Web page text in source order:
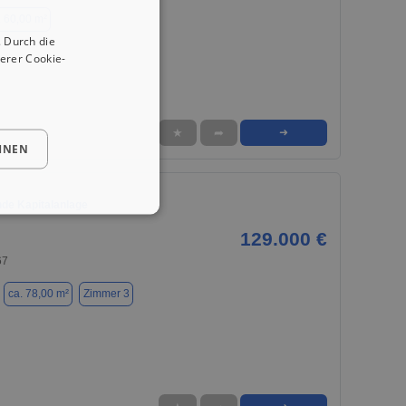
★ ➦ ➜
129.000 €
ca. 78,00 m² Zimmer 3
die
Cookie-